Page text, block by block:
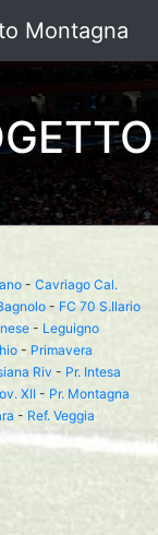
Montagna
- Cavriago Cal.
- FC 70 S.Ilario
- Leguigno
- Primavera
Riv - Pr. Intesa
XII - Pr. Montagna
- Ref. Veggia